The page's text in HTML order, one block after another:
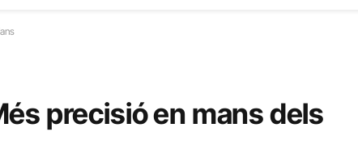
precisió en mans dels